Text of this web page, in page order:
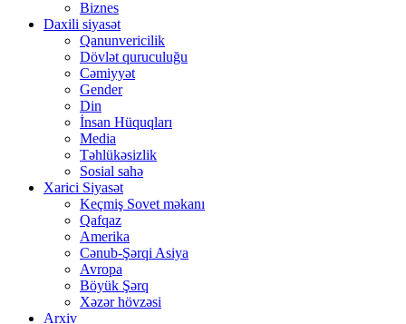
Biznes
Daxili siyasət
Qanunvericilik
Dövlət quruculuğu
Cəmiyyət
Gender
Din
İnsan Hüquqları
Media
Təhlükəsizlik
Sosial sahə
Xarici Siyasət
Keçmiş Sovet məkanı
Qafqaz
Amerika
Cənub-Şərqi Asiya
Avropa
Böyük Şərq
Xəzər hövzəsi
Arxiv